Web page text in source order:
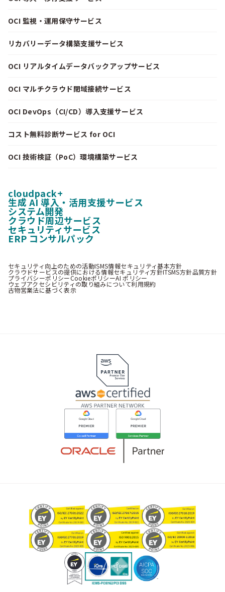
OCI 監視・運用保守サービス
リカバリーデータ構築支援サービス
OCI リアルタイムデータバックアップサービス
OCI マルチクラウド閉域接続サービス
OCI DevOps（CI/CD）導入支援サービス
コスト無料診断サービス for OCI
OCI 技術検証（PoC）環境構築サービス
cloudpack+
生成 AI 導入・活用支援サービス
システム開発
クラウド周辺サービス
セキュリティサービス
ERP コンサルパック
セキュリティ向上のための活動ISMS情報セキュリティ基本方針
クラウドサービスの提供における情報セキュリティ方針ITSMS方針品質方針
プライバシーポリシーCookieポリシーAI ポリシー
ウェブアクセシビリティの取り組みについて利用規約
古物営業法に基づく表示